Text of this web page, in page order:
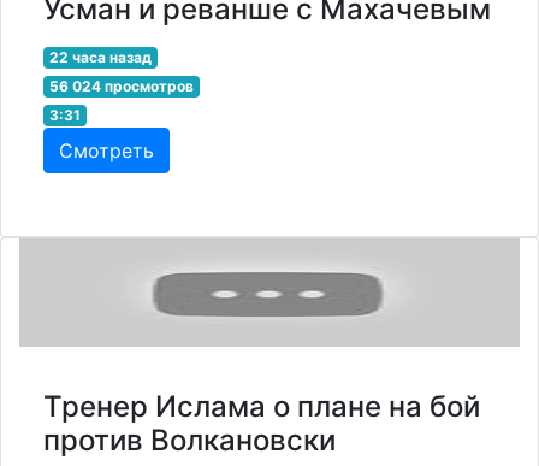
Усман и реванше с Махачевым
22 часа назад
56 024 просмотров
3:31
Смотреть
Тренер Ислама о плане на бой
против Волкановски